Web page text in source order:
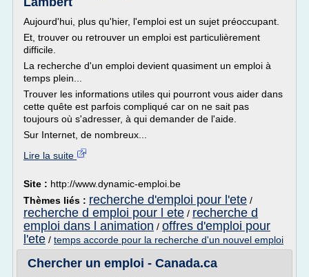
Aujourd'hui, plus qu'hier, l'emploi est un sujet préoccupant.
Et, trouver ou retrouver un emploi est particulièrement
difficile.
La recherche d'un emploi devient quasiment un emploi à
temps plein...
Trouver les informations utiles qui pourront vous aider dans
cette quête est parfois compliqué car on ne sait pas
toujours où s'adresser, à qui demander de l'aide.
Sur Internet, de nombreux...
Lire la suite
Site : http://www.dynamic-emploi.be
Thèmes liés : recherche d'emploi pour l'ete /
recherche d emploi pour l ete / recherche d
emploi dans l animation / offres d'emploi pour
l'ete / temps accorde pour la recherche d'un nouvel emploi
Chercher un emploi - Canada.ca